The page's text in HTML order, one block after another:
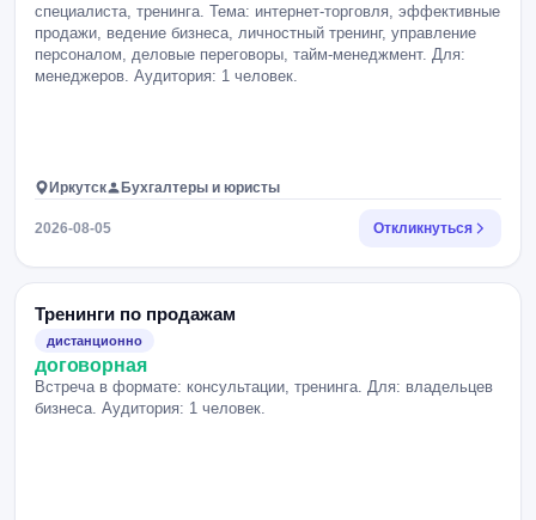
специалиста, тренинга. Тема: интернет-торговля, эффективные
продажи, ведение бизнеса, личностный тренинг, управление
персоналом, деловые переговоры, тайм-менеджмент. Для:
менеджеров. Аудитория: 1 человек.
Иркутск Бухгалтеры и юристы
2026-08-05 Откликнуться
Тренинги по продажам
дистанционно
договорная
Встреча в формате: консультации, тренинга. Для: владельцев
бизнеса. Аудитория: 1 человек.